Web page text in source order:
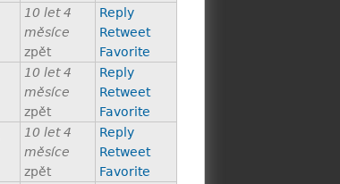
10 let 4
měsíce
zpět
Reply
Retweet
Favorite
10 let 4
měsíce
zpět
Reply
Retweet
Favorite
10 let 4
měsíce
zpět
Reply
Retweet
Favorite